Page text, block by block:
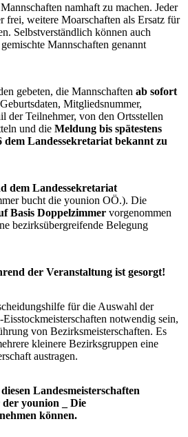
namhaft zu machen. Jeder
frei, weitere Moarschaften als Ersatz für
Selbstverständlich können auch
Mannschaften genannt
gebeten, die Mannschaften ab sofort
Mitgliedsnummer,
der Teilnehmer, von den Ortsstellen
und die Meldung bis spätestens
Landessekretariat bekannt zu
dem Landessekretariat
bucht die younion OÖ.). Die
Basis Doppelzimmer vorgenommen
bezirksübergreifende Belegung
der Veranstaltung ist gesorgt!
für die Auswahl der
notwendig sein,
von Be­zirksmeisterschaften. Es
kleinere Bezirksgruppen eine
austragen.
Landesmeisterschaften
younion _ Die
können.